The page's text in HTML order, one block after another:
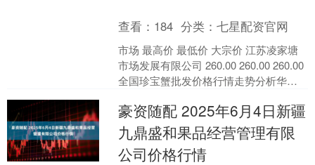
查看： 184 分类：七星配资官网
市场 最高价 最低价 大宗价 江苏凌家塘
市场发展有限公司 260.00 260.00 260.00
全国珍宝蟹批发价格行情走势分析华信
豪资随配 2025年6月4日新疆
九鼎盛和果品经营管理有限
公司价格行情